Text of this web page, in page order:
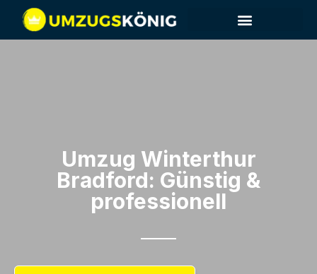
Umzug Winterthur​
Bradford: Günstig &
professionell​